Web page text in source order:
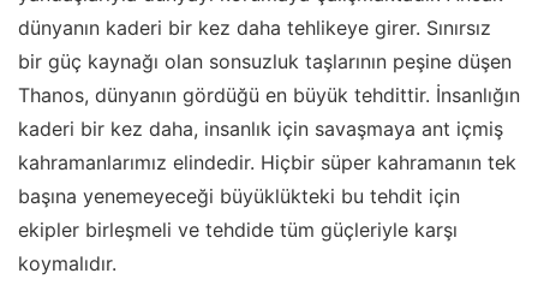
dünyanın kaderi bir kez daha tehlikeye girer. Sınırsız
bir güç kaynağı olan sonsuzluk taşlarının peşine düşen
Thanos, dünyanın gördüğü en büyük tehdittir. İnsanlığın
kaderi bir kez daha, insanlık için savaşmaya ant içmiş
kahramanlarımız elindedir. Hiçbir süper kahramanın tek
başına yenemeyeceği büyüklükteki bu tehdit için
ekipler birleşmeli ve tehdide tüm güçleriyle karşı
koymalıdır.